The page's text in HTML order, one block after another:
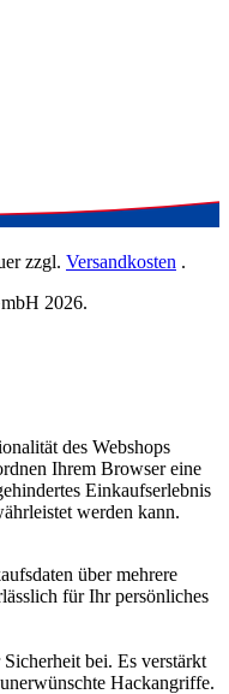
zzgl. Versandkosten .
2026.
des Webshops
Ihrem Browser eine
Einkaufserlebnis
werden kann.
über mehrere
für Ihr persönliches
bei. Es verstärkt
Hackangriffe.